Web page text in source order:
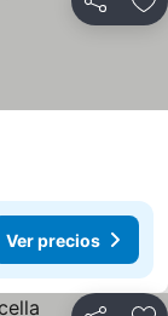
Compartir
Ver precios